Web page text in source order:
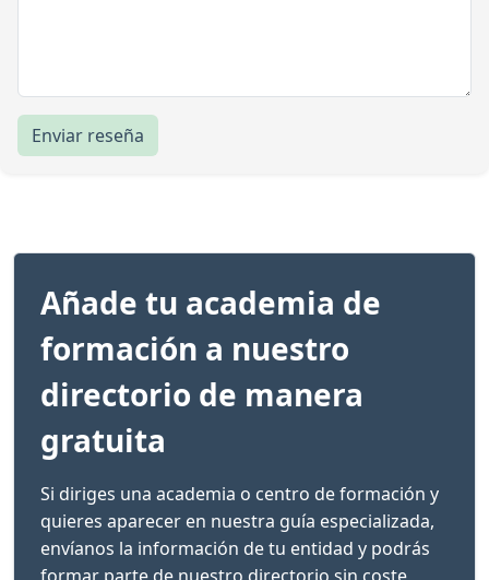
Enviar reseña
Añade tu academia de
formación a nuestro
directorio de manera
gratuita
Si diriges una academia o centro de formación y
quieres aparecer en nuestra guía especializada,
envíanos la información de tu entidad y podrás